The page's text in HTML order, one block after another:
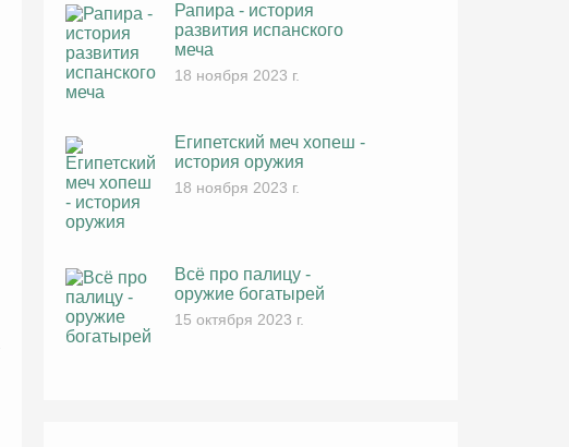
Рапира - история
развития испанского
меча
18 ноября 2023 г.
Египетский меч хопеш -
история оружия
18 ноября 2023 г.
Всё про палицу -
оружие богатырей
15 октября 2023 г.